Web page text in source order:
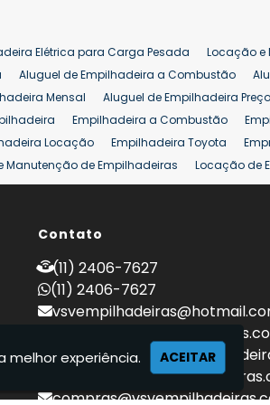
Elétrica para Carga Pesada
Locação e
Aluguel de Empilhadeira a Combustão
Mensal
Aluguel de Empilhadeira Preço
Empilhadeira a Combustão
Locação
Empilhadeira Toyota
Manutenção de Empilhadeiras
Locação de
Hipermercados
Locação Empilhadeira
Empilhadeira Elétrica
25 ton
Empilhadeira a Combustão 25 ton
Contato
(11) 2406-7627
(11) 2406-7627
melhor experiência. ACEITAR